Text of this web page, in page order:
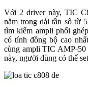
Với 2 driver này, TIC
nằm trong dải tần số từ
tìm kiếm ampli phối
có tính đồng bộ cao
cùng ampli TIC AMP-
này, người dùng có thể